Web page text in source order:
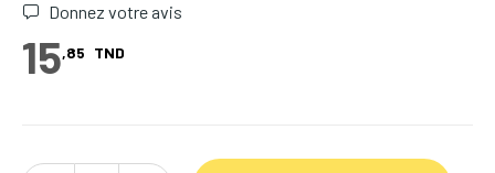
Donnez votre avis
15,85 TND